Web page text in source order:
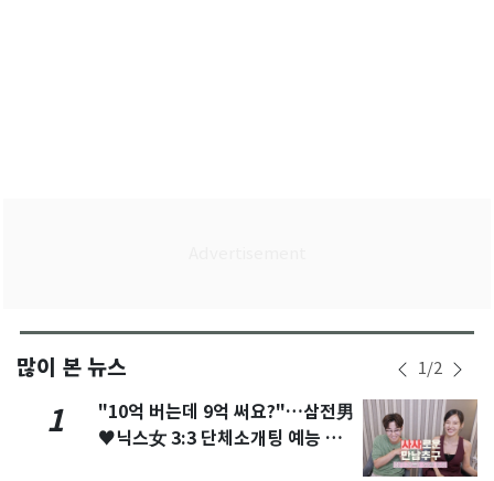
많이 본 뉴스 1/2
1
"10억 버는데 9억 써요?"…삼전男
♥닉스女 3:3 단체소개팅 예능 화